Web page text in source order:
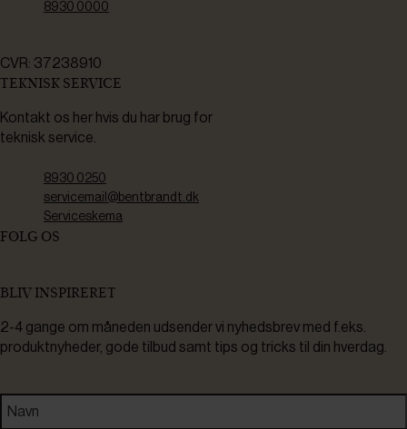
8930 0000
CVR: 37238910
TEKNISK SERVICE
Kontakt os her hvis du har brug for
teknisk service.
8930 0250
servicemail@bentbrandt.dk
Serviceskema
FØLG OS
BLIV INSPIRERET
2-4 gange om måneden udsender vi nyhedsbrev med f.eks.
produktnyheder, gode tilbud samt tips og tricks til din hverdag.